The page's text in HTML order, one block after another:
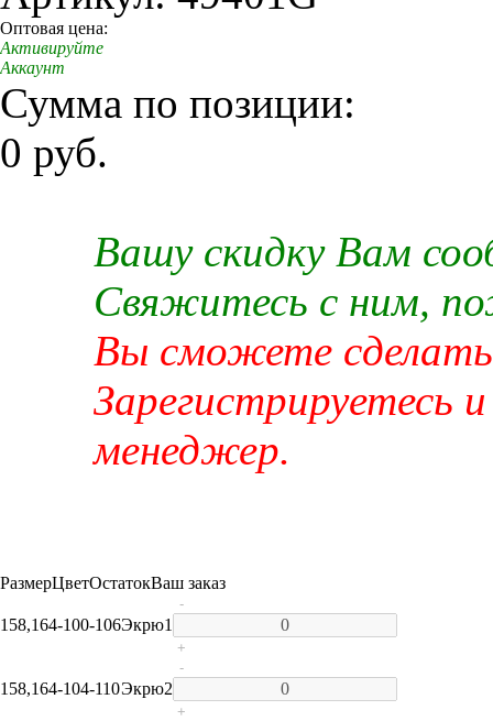
Оптовая цена:
Активируйте
Аккаунт
Сумма по позиции:
0 руб.
Вашу скидку Вам
Свяжитесь с ним,
Вы сможете сделать
Зарегистрируетесь
менеджер.
РазмерЦветОстатокВаш заказ
158,164-100-106Экрю1
-
+
158,164-104-110Экрю2
-
+